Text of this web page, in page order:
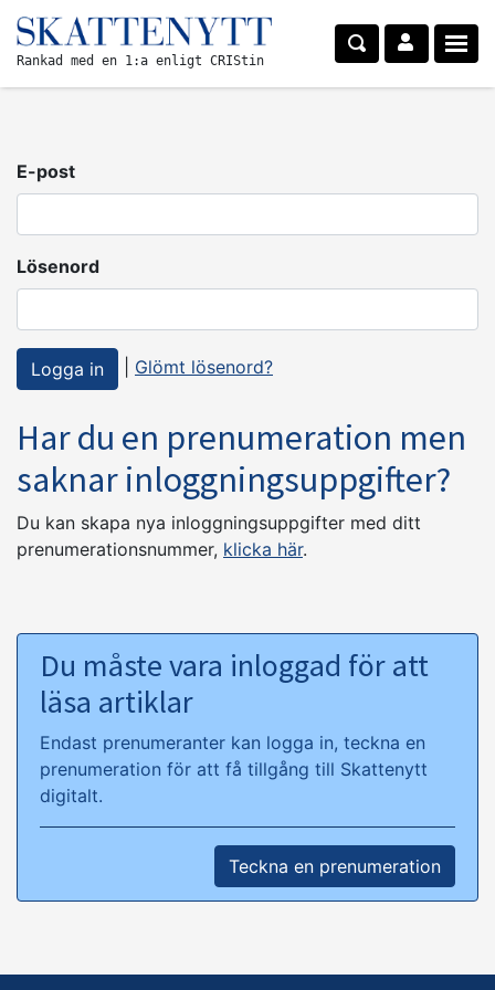
Rankad med en 1:a enligt CRIStin
E-post
Lösenord
Glömt lösenord?
Har du en prenumeration men
saknar inloggningsuppgifter?
Du kan skapa nya inloggningsuppgifter med ditt
prenumerationsnummer, klicka här.
Du måste vara inloggad för att
läsa artiklar
Endast prenumeranter kan logga in, teckna en
prenumeration för att få tillgång till Skattenytt
digitalt.
Teckna en prenumeration